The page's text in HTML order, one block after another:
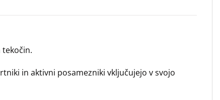
in aktivni posamezniki vključujejo v svojo